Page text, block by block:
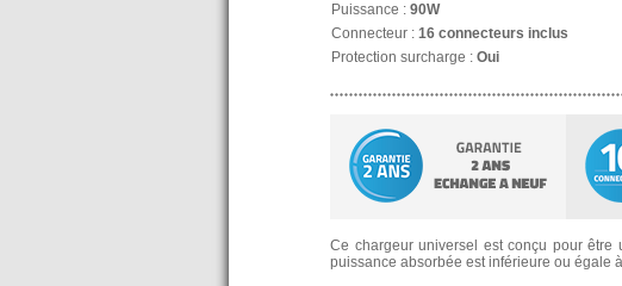
Puissance : 90W
Connecteur : 16 connecteurs inclus
Protection surcharge : Oui
Ce chargeur universel est conçu pour
puissance absorbée est inférieure ou égale